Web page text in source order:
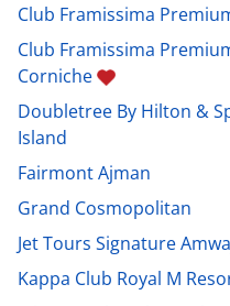
Club Framissima
Club Framissima
Corniche
Doubletree By Hilton &
Island
Fairmont Ajman
Grand Cosmopolitan
Jet Tours Signature
Kappa Club Royal M